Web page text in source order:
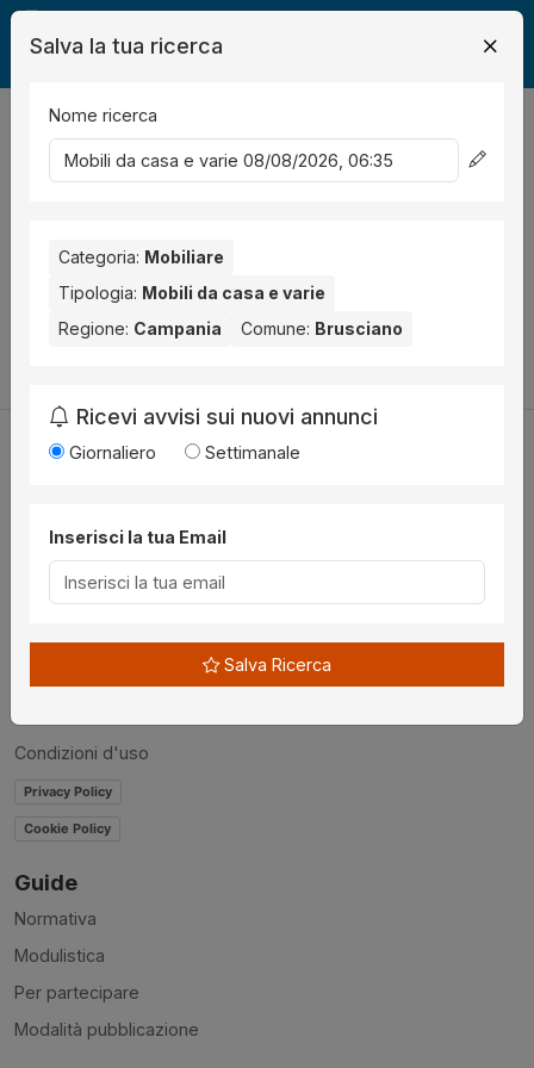
Legalmente Mobili
risultati Ordina per
Nessun risultato per la Provincia selezionata:
Prova a modificare i parametri di ricerca:
Utilità
Chi siamo
Disclaimer
News
Condizioni d'uso
Privacy Policy
Cookie Policy
Guide
Normativa
Modulistica
Per partecipare
Modalità pubblicazione
Salva la tua ricerca
Nome ricerca
Categoria: Mobiliare
Tipologia: Mobili da casa e varie
Regione: Campania Comune: Brusciano
Ricevi avvisi sui nuovi annunci
Giornaliero Settimanale
Inserisci la tua Email
Salva Ricerca